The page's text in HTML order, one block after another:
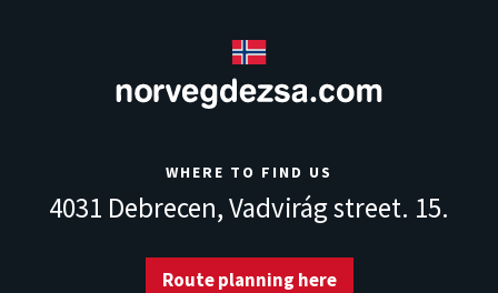
WHERE TO FIND US
4031 Debrecen,Vadvirág street. 15.
Route planning here